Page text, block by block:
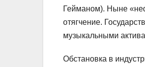
Гейманом). Ныне
отягчение.
музыкальными
Обстановка в